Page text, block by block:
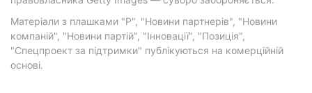
Матеріали з плашками "Р", "Новини партнерів", "Новини
компаній", "Новини партій", "Інновації", "Позиція",
"Спецпроект за підтримки" публікуються на комерційній
основі.